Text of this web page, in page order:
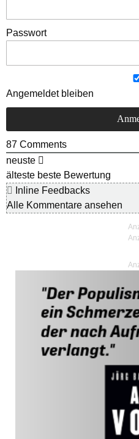
Passwort
Angemeldet bleiben
87 Comments
neuste
älteste beste Bewertung
Inline Feedbacks
Alle Kommentare ansehen